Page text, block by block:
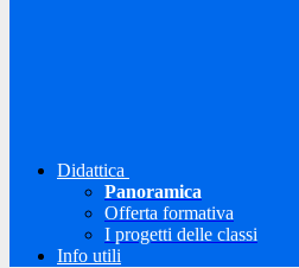
Didattica
Panoramica
Offerta formativa
I progetti delle classi
Info utili